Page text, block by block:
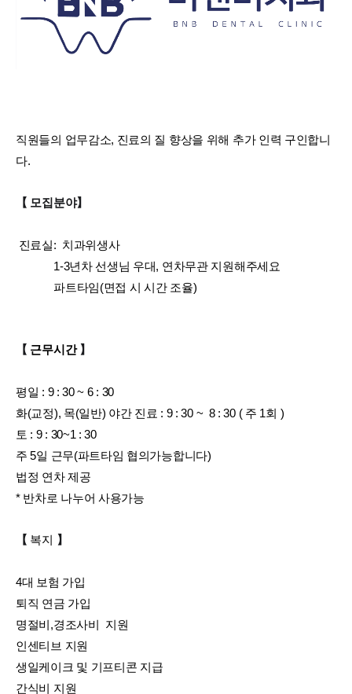
직원들의 업무감소, 진료의 질 향상을 위해 추가 인력 구인합니
다.
【 모집분야】
진료실: 치과위생사
1-3년차 선생님 우대, 연차무관 지원해주세요
파트타임(면접 시 시간 조율)
【 근무시간】
평일 : 9 : 30 ~ 6 : 30
화(교정), 목(일반) 야간 진료 : 9 : 30 ~ 8 : 30 ( 주 1회 )
토 : 9 : 30~1 : 30
주 5일 근무(파트타임 협의가능합니다)
법정 연차 제공
* 반차로 나누어 사용가능
【 복지 】
4대 보험 가입
퇴직 연금 가입
명절비,경조사비 지원
인센티브 지원
생일케이크 및 기프티콘 지급
간식비 지원